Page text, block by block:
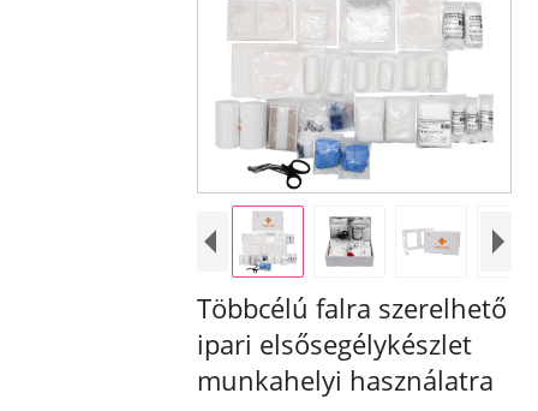
Többcélú falra szerelhető
ipari elsősegélykészlet
munkahelyi használatra